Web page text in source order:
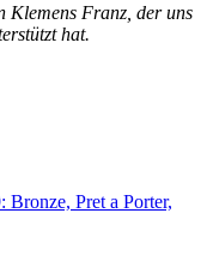
Klemens Franz, der uns
hat.
Pret a Porter,